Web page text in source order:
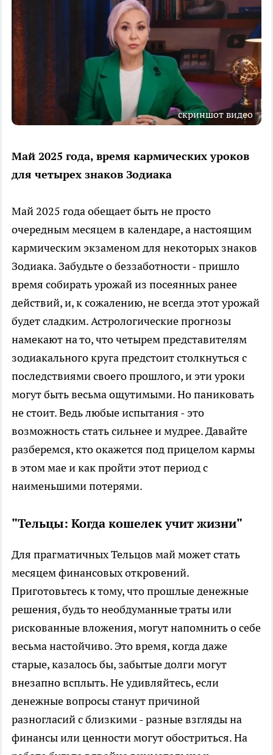
скриншот видео
Май 2025 года, время кармических уроков
для четырех знаков Зодиака
Май 2025 года обещает быть не просто
очередным месяцем в календаре, а настоящим
кармическим экзаменом для некоторых знаков
Зодиака. Забудьте о беззаботности - пришло
время собирать урожай из посеянных ранее
действий, и, к сожалению, не всегда этот урожай
будет сладким. Астрологические прогнозы
намекают на то, что четырем представителям
зодиакального круга предстоит столкнуться с
последствиями своего прошлого, и эти уроки
могут быть весьма ощутимыми. Но паниковать
не стоит. Ведь любые испытания - это
возможность стать сильнее и мудрее. Давайте
разберемся, кто окажется под прицелом кармы
в этом мае и как пройти этот период с
наименьшими потерями.
"Тельцы: Когда кошелек учит жизни"
Для прагматичных Тельцов май может стать
месяцем финансовых откровений.
Приготовьтесь к тому, что прошлые денежные
решения, будь то необдуманные траты или
рискованные вложения, могут напомнить о себе
весьма настойчиво. Это время, когда даже
старые, казалось бы, забытые долги могут
внезапно всплыть. Не удивляйтесь, если
денежные вопросы станут причиной
разногласий с близкими - разные взгляды на
финансы или ценности могут обостриться. На